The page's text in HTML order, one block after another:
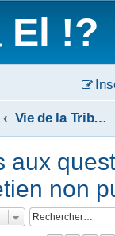
El !?
Vie de la Tribune
aux
non